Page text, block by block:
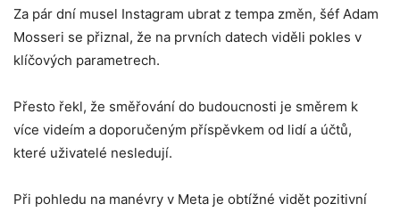
Za pár dní musel Instagram ubrat z tempa změn, šéf Adam
Mosseri se přiznal, že na prvních datech viděli pokles v
klíčových parametrech.
Přesto řekl, že směřování do budoucnosti je směrem k
více videím a doporučeným příspěvkem od lidí a účtů,
které uživatelé nesledují.
Při pohledu na manévry v Meta je obtížné vidět pozitivní